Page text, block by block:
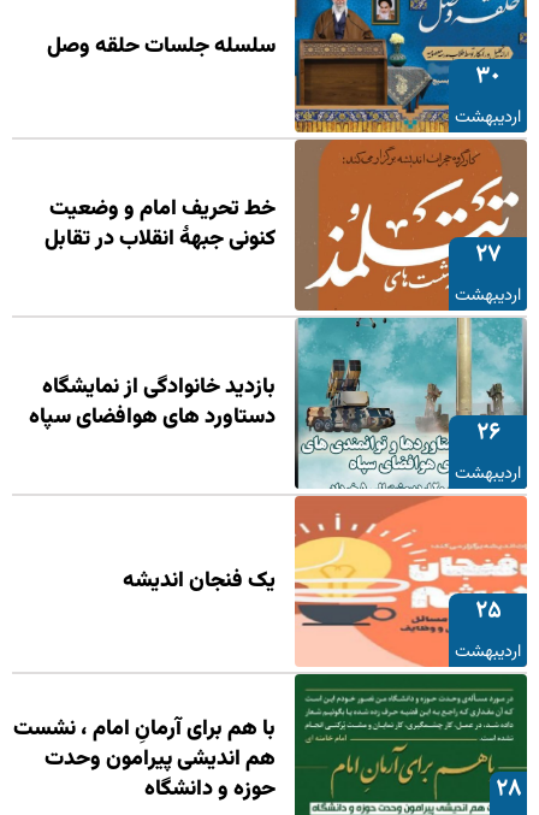
۳۰
اردیبهشت
سلسله جلسات حلقه وصل
۲۷
اردیبهشت
خط تحریف امام و وضعیت
کنونی جبههٔ انقلاب در تقابل
۲۶
اردیبهشت
بازدید خانوادگی از نمایشگاه
دستاورد های هوافضای سپاه
۲۵
اردیبهشت
یک فنجان اندیشه
۲۸
با هم برای آرمانِ امام ، نشست
هم اندیشی پیرامون وحدت
حوزه و دانشگاه